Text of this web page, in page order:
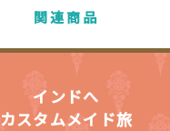
関連商品
インドへ
カスタムメイド旅